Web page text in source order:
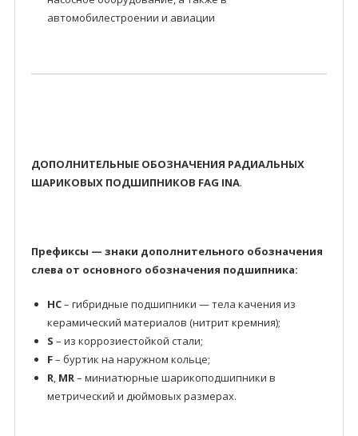
автомобилестроении и авиации
ДОПОЛНИТЕЛЬНЫЕ ОБОЗНАЧЕНИЯ РАДИАЛЬНЫХ
ШАРИКОВЫХ ПОДШИПНИКОВ FAG INA.
Префиксы — знаки дополнительного обозначения
слева от основного обозначения подшипника:
HC– гибридные подшипники — тела качения из
керамический материалов (нитрит кремния);
S – из коррозиестойкой стали;
F– буртик на наружном кольце;
R, MR– миниатюрные шарикоподшипники в
метрический и дюймовых размерах.